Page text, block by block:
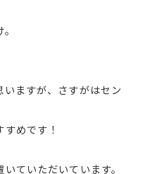
ますが、さすがはセン
めです！
ていただいています。